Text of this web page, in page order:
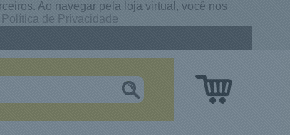
Ao navegar pela loja virtual, você nos
Política de Privacidade